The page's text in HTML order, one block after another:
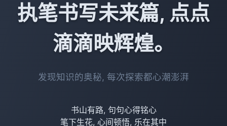
执笔书写未来篇, 点点
滴滴映辉煌。
发现知识的奥秘, 每次探索都心潮澎湃
书山有路, 句句心得铭心
笔下生花, 心间顿悟, 乐在其中